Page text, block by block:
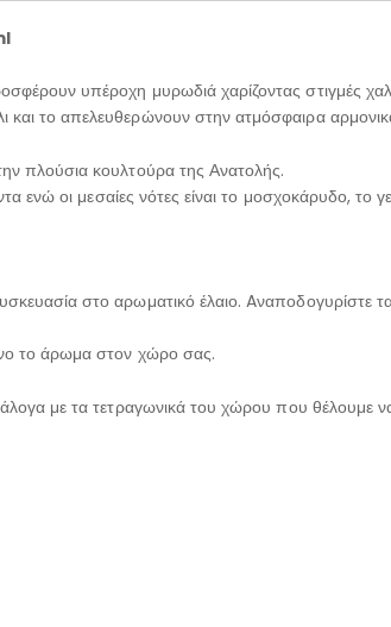
υπέροχη μυρωδιά χαρίζοντας στιγμές
το απελευθερώνουν στην ατμόσφαιρα
πλούσια κουλτούρα της Ανατολής.
ενώ οι μεσαίες νότες είναι το μοσχοκάρυδο, το
στο αρωματικό έλαιο. Aναποδογυρίστε
το άρωμα στον χώρο σας.
με τα τετραγωνικά του χώρου που θέλουμε